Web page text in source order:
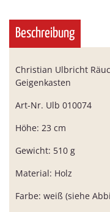
Beschreibung
Christian Ulbricht
Geigenkasten
Art-Nr. Ulb 010074
Höhe: 23 cm
Gewicht: 510 g
Material: Holz
Farbe: weiß (siehe